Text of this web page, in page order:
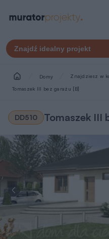
Znajdź idealny projekt
Domy Znajdziesz w
Tomaszek III bez garażu [B]
DD510 Tomaszek III